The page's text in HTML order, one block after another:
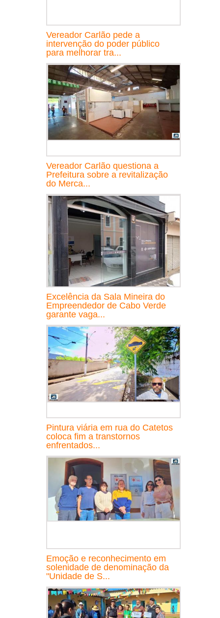
Vereador Carlão pede a
intervenção do poder público
para melhorar tra...
Vereador Carlão questiona a
Prefeitura sobre a revitalização
do Merca...
Excelência da Sala Mineira do
Empreendedor de Cabo Verde
garante vaga...
Pintura viária em rua do Catetos
coloca fim a transtornos
enfrentados...
Emoção e reconhecimento em
solenidade de denominação da
"Unidade de S...